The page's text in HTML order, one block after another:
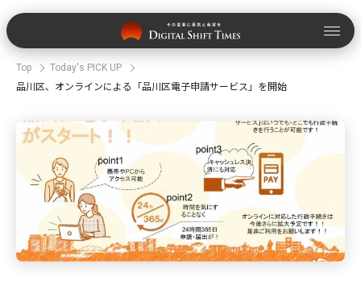
Top
Today's PICK UP
品川区、オンラインによる「品川区電子申請サービス」を開始